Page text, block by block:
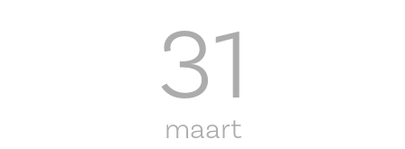
31
maart